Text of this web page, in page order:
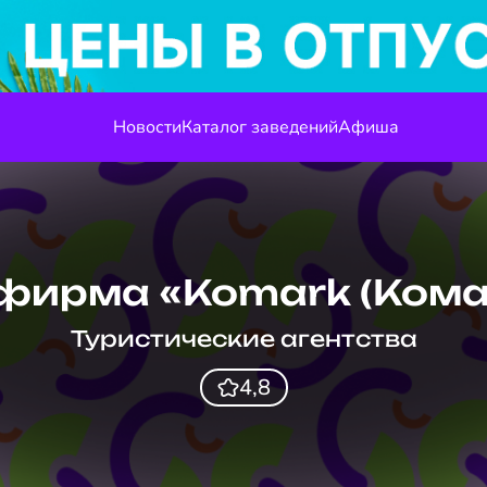
НовостиКаталог заведенийАфиша
«Komark
Туристические агентства
4,8